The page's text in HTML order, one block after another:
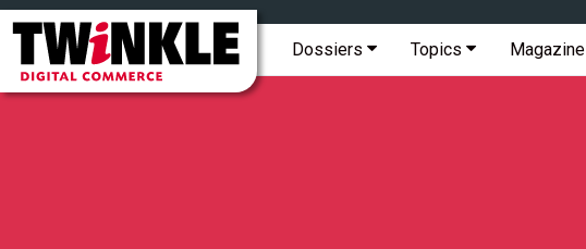
Twinkle
Digital
Commerce
Hoofdmenu
Dossiers Topics Magazine
Topmenu